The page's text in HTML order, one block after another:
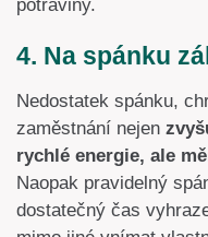
potraviny.
4. Na spánku
Nedostatek spánku,
zaměstnání nejen
rychlé energie, ale
Naopak pravidelný
dostatečný čas